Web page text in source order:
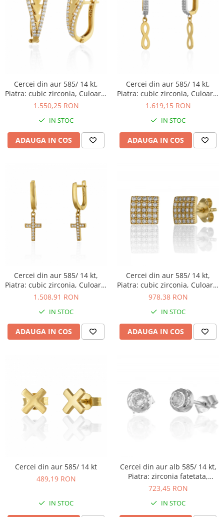
Cercei din aur 585/ 14 kt,
Piatra: cubic zirconia, Culoare:
transparenta
1.550,25 RON
IN STOC
ADAUGA IN COS
Cercei din aur 585/ 14 kt,
Piatra: cubic zirconia, Culoare:
transparenta
1.619,15 RON
IN STOC
ADAUGA IN COS
Cercei din aur 585/ 14 kt,
Piatra: cubic zirconia, Culoare:
transparenta
1.508,91 RON
IN STOC
ADAUGA IN COS
Cercei din aur 585/ 14 kt,
Piatra: cubic zirconia, Culoare:
transparenta
978,38 RON
IN STOC
ADAUGA IN COS
Cercei din aur 585/ 14 kt
489,19 RON
IN STOC
Cercei din aur alb 585/ 14 kt,
Piatra: zirconia fatetata,
Culoare: transparenta
723,45 RON
IN STOC